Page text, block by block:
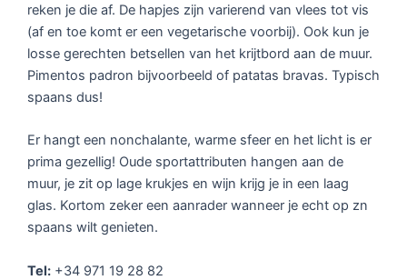
reken je die af. De hapjes zijn varierend van vlees tot vis
(af en toe komt er een vegetarische voorbij). Ook kun je
losse gerechten betsellen van het krijtbord aan de muur.
Pimentos padron bijvoorbeeld of patatas bravas. Typisch
spaans dus!
Er hangt een nonchalante, warme sfeer en het licht is er
prima gezellig! Oude sportattributen hangen aan de
muur, je zit op lage krukjes en wijn krijg je in een laag
glas. Kortom zeker een aanrader wanneer je echt op zn
spaans wilt genieten.
Tel: +34 971 19 28 82